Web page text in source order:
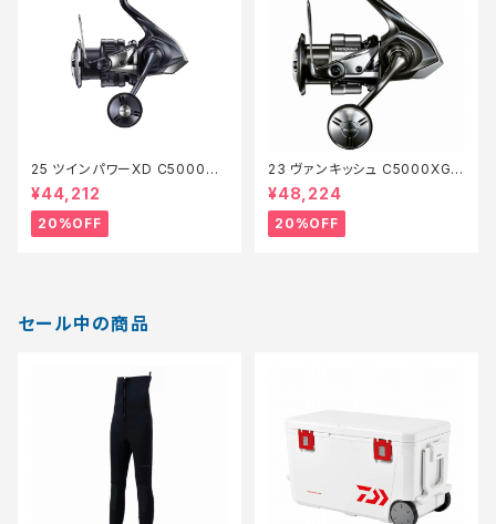
25 ツインパワーXD C5000XG
【特価リール】【20】
¥44,212
20%OFF
23 ヴァンキッシュ C5000XG
【特価リール】【20】
¥48,224
20%OFF
セール中の商品